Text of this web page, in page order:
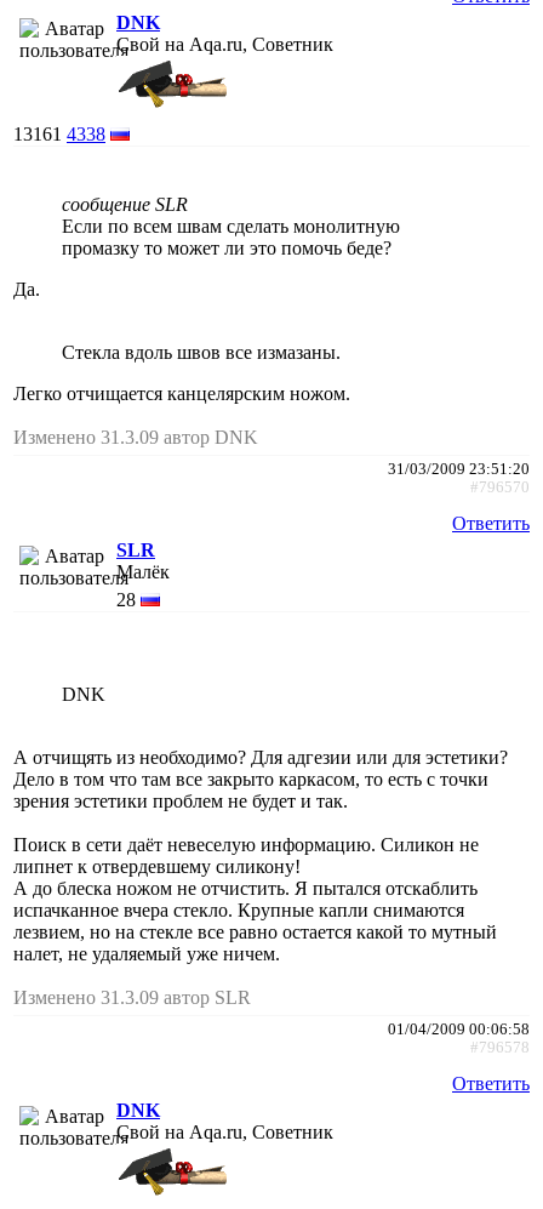
DNK
Свой на Aqa.ru, Советник
13161 4338
сообщение SLR
Если по всем швам сделать монолитную
промазку то может ли это помочь беде?
Да.
Стекла вдоль швов все измазаны.
Легко отчищается канцелярским ножом.
Изменено 31.3.09 автор DNK
31/03/2009 23:51:20
#796570
Ответить
SLR
Малёк
28
DNK
А отчищять из необходимо? Для адгезии или для эстетики?
Дело в том что там все закрыто каркасом, то есть с точки
зрения эстетики проблем не будет и так.
Поиск в сети даёт невеселую информацию. Силикон не
липнет к отвердевшему силикону!
А до блеска ножом не отчистить. Я пытался отскаблить
испачканное вчера стекло. Крупные капли снимаются
лезвием, но на стекле все равно остается какой то мутный
налет, не удаляемый уже ничем.
Изменено 31.3.09 автор SLR
01/04/2009 00:06:58
#796578
Ответить
DNK
Свой на Aqa.ru, Советник